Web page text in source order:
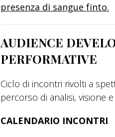
presenza di sangue finto.
AUDIENCE
PERFORMATIVE
Ciclo di incontri rivolti a
percorso di analisi, visione
CALENDARIO INCONTRI